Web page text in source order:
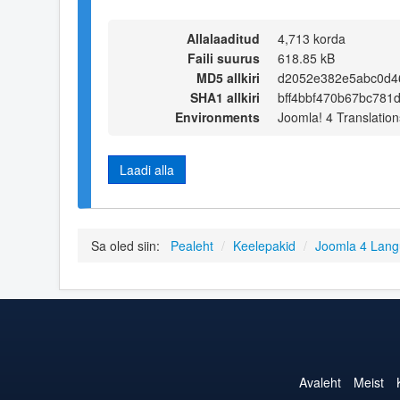
Allalaaditud
4,713 korda
Faili suurus
618.85 kB
MD5 allkiri
SHA1 allkiri
Environments
Joomla! 4
Laadi alla
Sa oled siin: Pealeht / Keelepakid / Joomla 4
Avaleht Meist